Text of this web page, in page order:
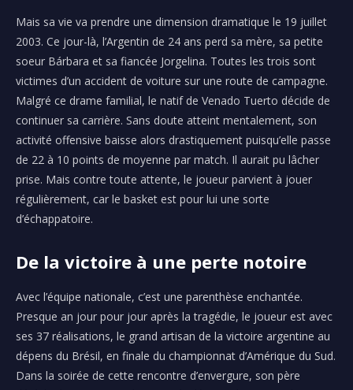
Mais sa vie va prendre une dimension dramatique le 19 juillet
2003. Ce jour-là, l’Argentin de 24 ans perd sa mère, sa petite
soeur Bárbara et sa fiancée Jorgelina. Toutes les trois sont
victimes d’un accident de voiture sur une route de campagne.
Malgré ce drame familial, le natif de Venado Tuerto décide de
continuer sa carrière. Sans doute atteint mentalement, son
activité offensive baisse alors drastiquement puisqu’elle passe
de 22 à 10 points de moyenne par match. Il aurait pu lâcher
prise. Mais contre toute attente, le joueur parvient à jouer
régulièrement, car le basket est pour lui une sorte
d’échappatoire.
De la victoire à une perte notoire
Avec l’équipe nationale, c’est une parenthèse enchantée.
Presque an jour pour jour après la tragédie, le joueur est avec
ses 37 réalisations, le grand artisan de la victoire argentine au
dépens du Brésil, en finale du championnat d’Amérique du Sud.
Dans la soirée de cette rencontre d’envergure, son père